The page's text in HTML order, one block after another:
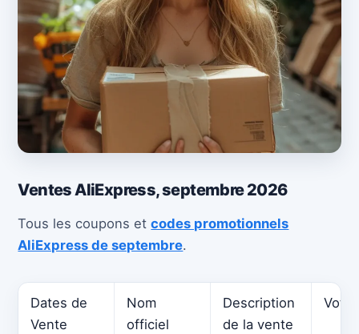
Ventes AliExpress, septembre 2026
Tous les coupons etcodes promotionnels
AliExpress de septembre.
Dates de
Vente
Nom
officiel
Description
de la vente